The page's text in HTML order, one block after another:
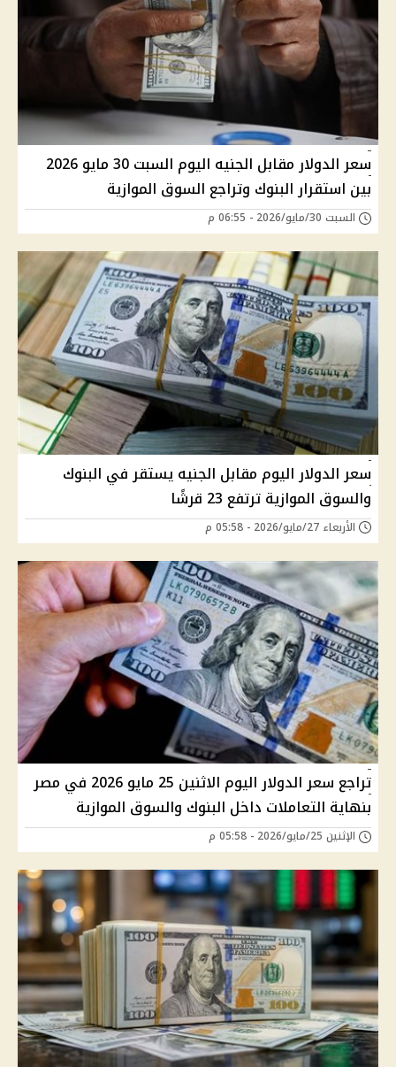
سعر الدولار مقابل الجنيه اليوم السبت 30 مايو 2026
بين استقرار البنوك وتراجع السوق الموازية
السبت 30/مايو/2026 - 06:55 م
سعر الدولار اليوم مقابل الجنيه يستقر في البنوك
والسوق الموازية ترتفع 23 قرشًا
الأربعاء 27/مايو/2026 - 05:58 م
تراجع سعر الدولار اليوم الاثنين 25 مايو 2026 في مصر
بنهاية التعاملات داخل البنوك والسوق الموازية
الإثنين 25/مايو/2026 - 05:58 م